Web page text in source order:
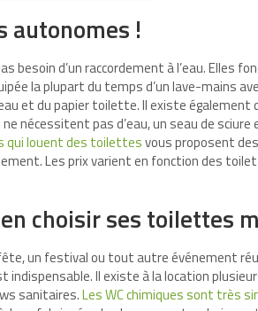
autonomes !
besoin d’un raccordement à l’eau. Elles
la plupart du temps d’un lave-mains
et du papier toilette. Il existe
nécessitent pas d’eau, un seau de
qui louent des toilettesvous proposent
Les prix varient en fonction des
choisir ses toilettes
un festival ou tout autre événement
Il existe à la location
sanitaires.Les WC chimiques sont très